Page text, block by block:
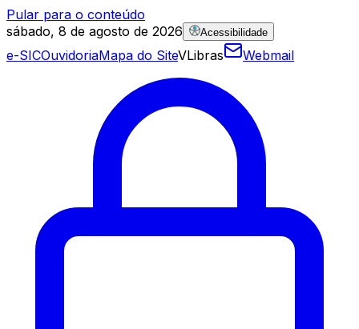
Pular para o conteúdo
sábado, 8 de agosto de 2026
Acessibilidade
e-SICOuvidoriaMapa do SiteVLibras Webmail